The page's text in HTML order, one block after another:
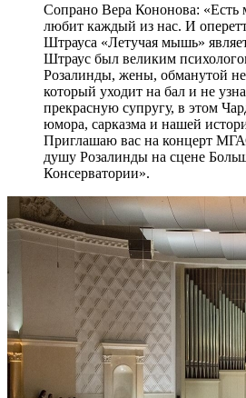
Сопрано Вера Кононова: «Есть
любит каждый из нас. И
Штрауса «Летучая мышь»
Штраус был великим
Розалинды, жены, обманутой
который уходит на бал и не
прекрасную супругу, в этом
юмора, сарказма и нашей
Приглашаю вас на концерт
душу Розалинды на сцене
Консерватории».